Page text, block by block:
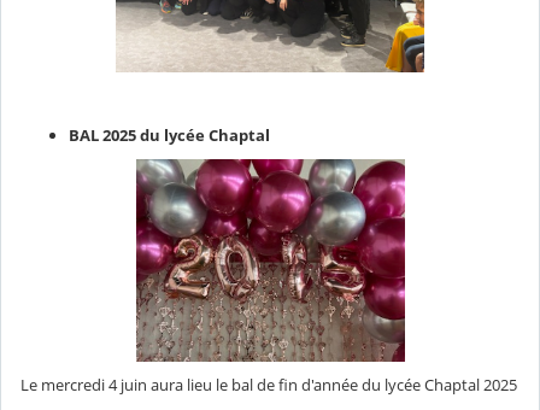
BAL 2025 du lycée Chaptal
Le mercredi 4 juin aura lieu le bal de fin d'année du lycée Chaptal 2025